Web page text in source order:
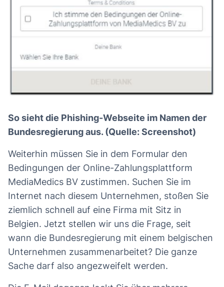
So sieht die Phishing-Webseite im Namen der
Bundesregierung aus. (Quelle: Screenshot)
Weiterhin müssen Sie in dem Formular den
Bedingungen der Online-Zahlungsplattform
MediaMedics BV zustimmen. Suchen Sie im
Internet nach diesem Unternehmen, stoßen Sie
ziemlich schnell auf eine Firma mit Sitz in
Belgien. Jetzt stellen wir uns die Frage, seit
wann die Bundesregierung mit einem belgischen
Unternehmen zusammenarbeitet? Die ganze
Sache darf also angezweifelt werden.